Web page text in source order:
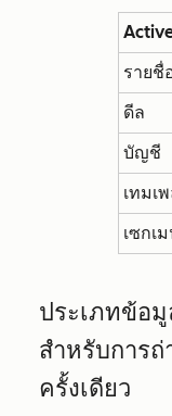
รายชื่
ดีล
บัญชี
เทมเ
เซกเ
ประเภทข้อ
สำหรับการถ่
ครั้งเดียว